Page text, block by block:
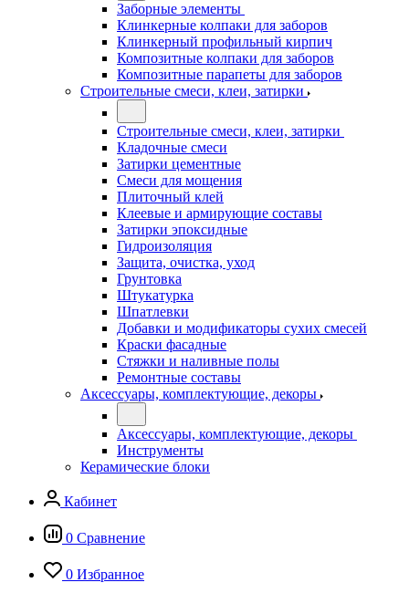
Заборные элементы
Клинкерные колпаки для заборов
Клинкерный профильный кирпич
Композитные колпаки для заборов
Композитные парапеты для заборов
Строительные смеси, клеи, затирки
Строительные смеси, клеи, затирки
Кладочные смеси
Затирки цементные
Смеси для мощения
Плиточный клей
Клеевые и армирующие составы
Затирки эпоксидные
Гидроизоляция
Защита, очистка, уход
Грунтовка
Штукатурка
Шпатлевки
Добавки и модификаторы сухих смесей
Краски фасадные
Стяжки и наливные полы
Ремонтные составы
Аксессуары, комплектующие, декоры
Аксессуары, комплектующие, декоры
Инструменты
Керамические блоки
Кабинет
0 Сравнение
0 Избранное